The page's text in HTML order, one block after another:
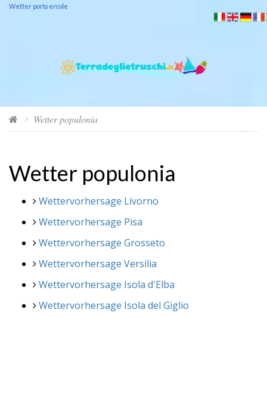
Wetter porto ercole
Wetter populonia
Wetter populonia
Wettervorhersage Livorno
Wettervorhersage Pisa
Wettervorhersage Grosseto
Wettervorhersage Versilia
Wettervorhersage Isola d'Elba
Wettervorhersage Isola del Giglio